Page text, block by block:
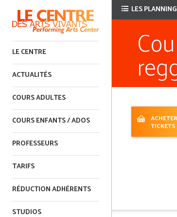
LE CENTRE
ACTUALITÉS
COURS ADULTES
COURS ENFANTS / ADOS
PROFESSEURS
TARIFS
RÉDUCTION ADHÉRENTS
STUDIOS
LES
TICKETS